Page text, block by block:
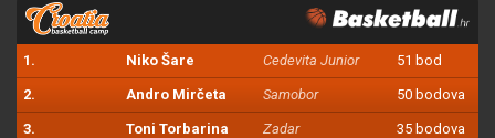
1. Niko Šare Cedevita Junior 51 bod
2. Andro Mirčeta Samobor 50 bodova
3. Toni Torbarina Zadar 35 bodova